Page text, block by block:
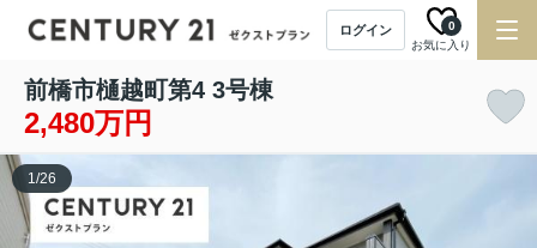
ログイン
お気に入り
0
前橋市樋越町第4 3号棟
2,480万円
1/26